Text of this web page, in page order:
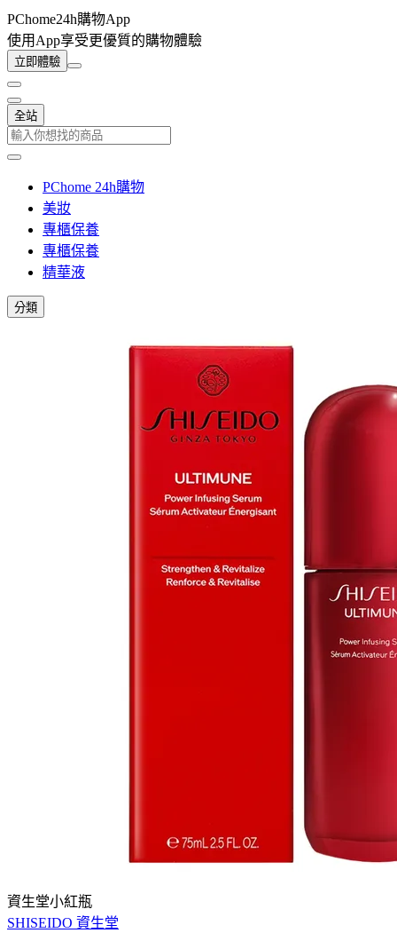
PChome24h購物App
使用App享受更優質的購物體驗
立即體驗
全站
PChome 24h購物
美妝
專櫃保養
專櫃保養
精華液
分類
資生堂小紅瓶
SHISEIDO 資生堂